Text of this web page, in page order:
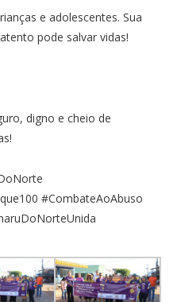
e adolescentes. Sua
pode salvar vidas!
digno e cheio de
#CombateAoAbuso